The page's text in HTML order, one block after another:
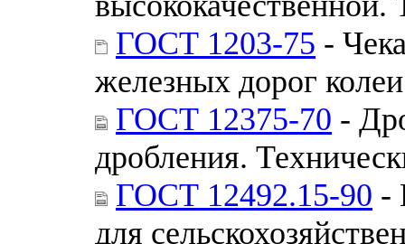
ГОСТ 1203-75 -
железных дорог
ГОСТ 12375-70 -
дробления.
ГОСТ 12492.15-90 -
для